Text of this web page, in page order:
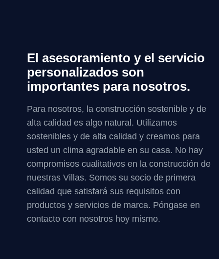
El asesoramiento y el servicio
personalizados son
importantes para nosotros.
Para nosotros, la construcción sostenible y de
alta calidad es algo natural. Utilizamos
sostenibles y de alta calidad y creamos para
usted un clima agradable en su casa. No hay
compromisos cualitativos en la construcción de
nuestras Villas. Somos su socio de primera
calidad que satisfará sus requisitos con
productos y servicios de marca. Póngase en
contacto con nosotros hoy mismo.